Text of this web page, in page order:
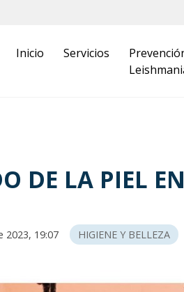
Inicio Servicios
DE LA PIEL
2023, 19:07 HIGIENE Y BELLEZA